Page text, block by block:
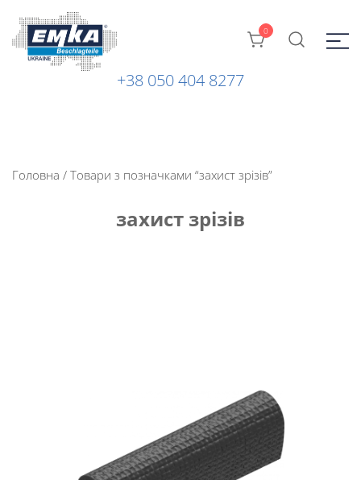
ЕМКА УКРАЇНА
Промислова фурнітура: замки, петлі та ін. від ТМ "EMKA
0
+38 050 404 8277
Головна / Товари з позначками “захист зрізів”
захист зрізів